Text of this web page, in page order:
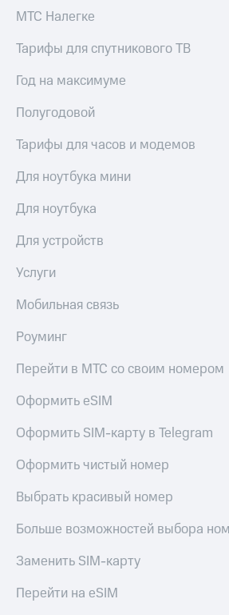
МТС Налегке
Тарифы для спутникового ТВ
Год на максимуме
Полугодовой
Тарифы для часов и модемов
Для ноутбука мини
Для ноутбука
Для устройств
Услуги
Мобильная связь
Роуминг
Перейти в МТС со своим номером
Оформить eSIM
Оформить SIM-карту в Telegram
Оформить чистый номер
Выбрать красивый номер
Больше возможностей выбора
Заменить SIM-карту
Перейти на eSIM